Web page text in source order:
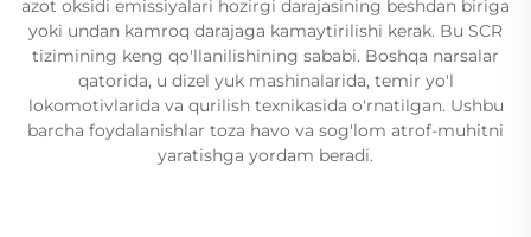
azot oksidi emissiyalari hozirgi darajasining beshdan biriga
yoki undan kamroq darajaga kamaytirilishi kerak. Bu SCR
tizimining keng qo'llanilishining sababi. Boshqa narsalar
qatorida, u dizel yuk mashinalarida, temir yo'l
lokomotivlarida va qurilish texnikasida o'rnatilgan. Ushbu
barcha foydalanishlar toza havo va sog'lom atrof-muhitni
yaratishga yordam beradi.